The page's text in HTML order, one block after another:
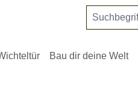
Bau dir deine Welt